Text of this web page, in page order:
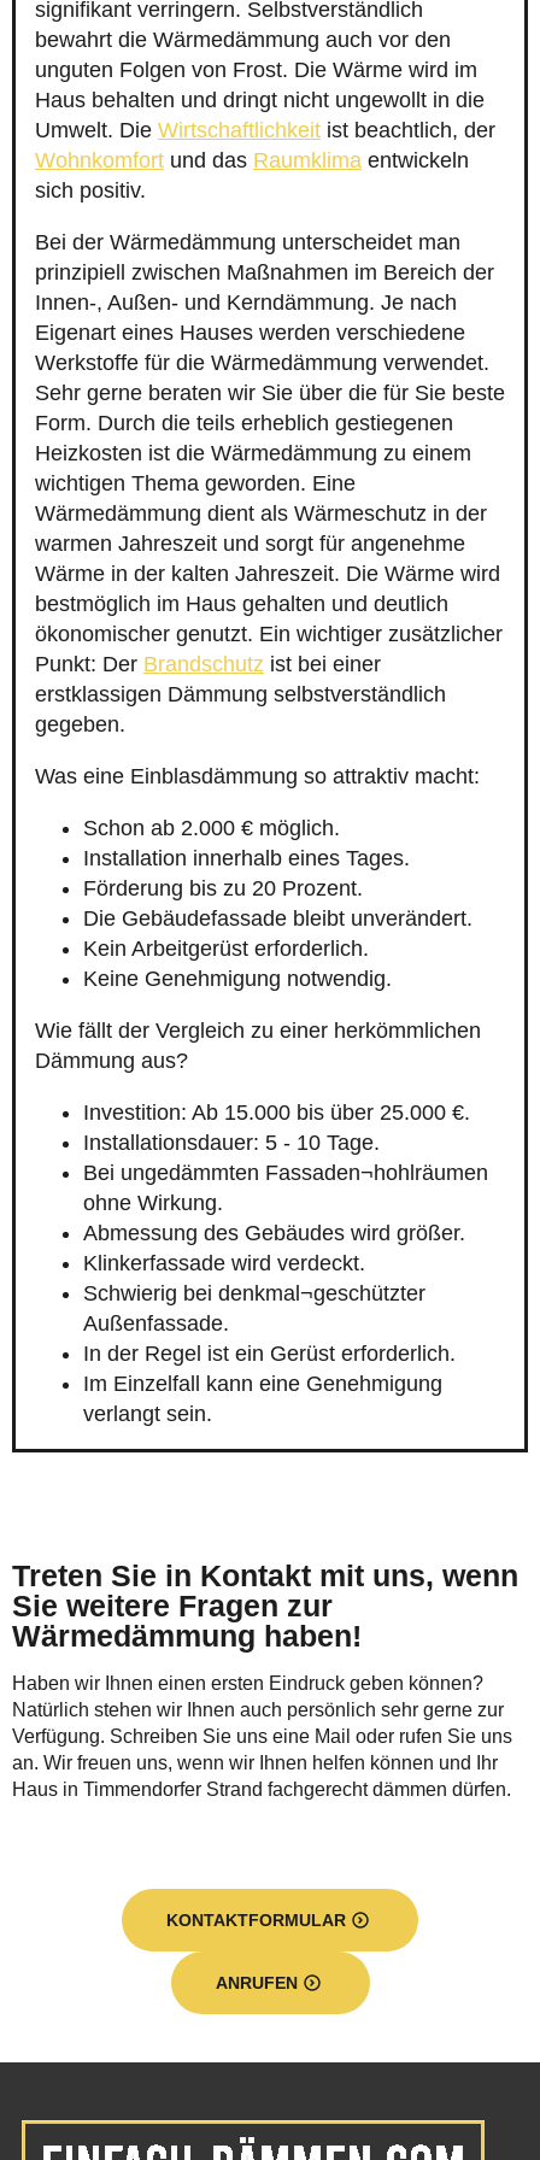
signifikant verringern. Selbstverständlich
bewahrt die Wärmedämmung auch vor den
unguten Folgen von Frost. Die Wärme wird im
Haus behalten und dringt nicht ungewollt in die
Umwelt. Die Wirtschaftlichkeit ist beachtlich, der
Wohnkomfort und das Raumklima entwickeln
sich positiv.
Bei der Wärmedämmung unterscheidet man
prinzipiell zwischen Maßnahmen im Bereich der
Innen-, Außen- und Kerndämmung. Je nach
Eigenart eines Hauses werden verschiedene
Werkstoffe für die Wärmedämmung verwendet.
Sehr gerne beraten wir Sie über die für Sie beste
Form. Durch die teils erheblich gestiegenen
Heizkosten ist die Wärmedämmung zu einem
wichtigen Thema geworden. Eine
Wärmedämmung dient als Wärmeschutz in der
warmen Jahreszeit und sorgt für angenehme
Wärme in der kalten Jahreszeit. Die Wärme wird
bestmöglich im Haus gehalten und deutlich
ökonomischer genutzt. Ein wichtiger zusätzlicher
Punkt: Der Brandschutz ist bei einer
erstklassigen Dämmung selbstverständlich
gegeben.
Was eine Einblasdämmung so attraktiv macht:
Schon ab 2.000 € möglich.
Installation innerhalb eines Tages.
Förderung bis zu 20 Prozent.
Die Gebäudefassade bleibt unverändert.
Kein Arbeitgerüst erforderlich.
Keine Genehmigung notwendig.
Wie fällt der Vergleich zu einer herkömmlichen
Dämmung aus?
Investition: Ab 15.000 bis über 25.000 €.
Installationsdauer: 5 - 10 Tage.
Bei ungedämmten Fassaden¬hohlräumen
ohne Wirkung.
Abmessung des Gebäudes wird größer.
Klinkerfassade wird verdeckt.
Schwierig bei denkmal¬geschützter
Außenfassade.
In der Regel ist ein Gerüst erforderlich.
Im Einzelfall kann eine Genehmigung
verlangt sein.
Treten Sie in Kontakt mit uns, wenn
Sie weitere Fragen zur
Wärmedämmung haben!
Haben wir Ihnen einen ersten Eindruck geben können?
Natürlich stehen wir Ihnen auch persönlich sehr gerne zur
Verfügung. Schreiben Sie uns eine Mail oder rufen Sie uns
an. Wir freuen uns, wenn wir Ihnen helfen können und Ihr
Haus in Timmendorfer Strand fachgerecht dämmen dürfen.
KONTAKTFORMULAR
ANRUFEN